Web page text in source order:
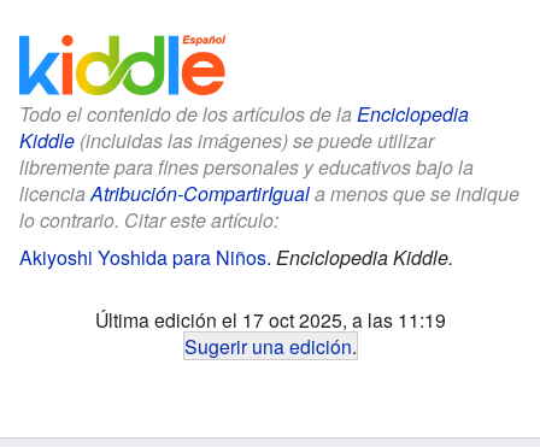
Todo el contenido de los artículos de la Enciclopedia
Kiddle (incluidas las imágenes) se puede utilizar
libremente para fines personales y educativos bajo la
licenciaAtribución-CompartirIguala menos que se indique
lo contrario. Citar este artículo:
Akiyoshi Yoshida para Niños. Enciclopedia Kiddle.
Última edición el 17 oct 2025, a las 11:19
Sugerir una edición.